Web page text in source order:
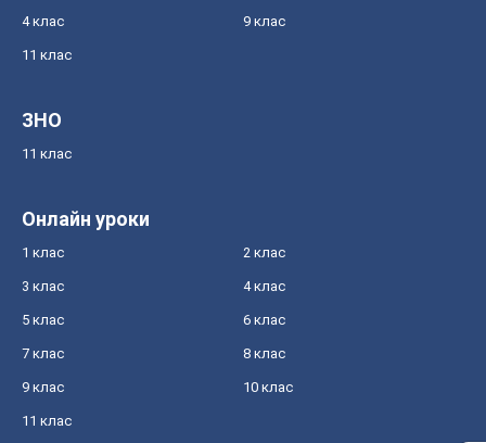
4 клас 9 клас
11 клас
ЗНО
11 клас
Онлайн уроки
1 клас 2 клас
3 клас 4 клас
5 клас 6 клас
7 клас 8 клас
9 клас 10 клас
11 клас